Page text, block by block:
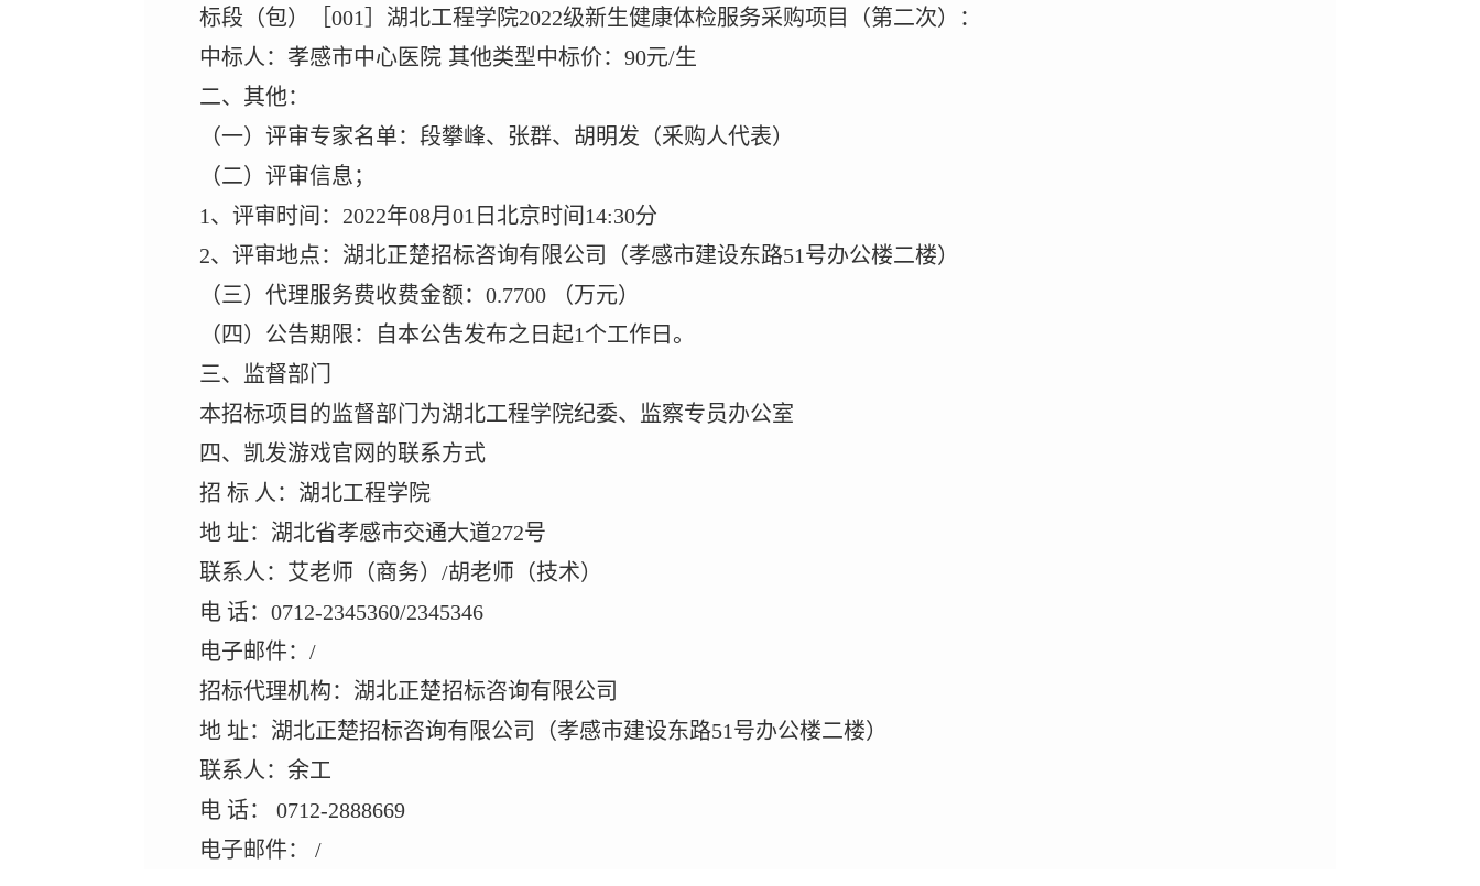
标段（包）［ 001］湖北工程学院2022级新生健康体检服务采购项目（第二次）：
中标人：孝感市中心医院 其他类型中标价： 90元/生
二、其他：
（一）评审专家名单：段攀峰、张群、胡明发（釆购人代表）
（二）评审信息；
1、评审时间：2022年08月01日北京时间14:30分
2、评审地点：湖北正楚招标咨询有限公司（孝感市建设东路51号办公楼二楼）
（三）代理服务费收费金额： 0.7700 （万元）
（四）公告期限：自本公吿发布之日起1个工作日。
三、监督部门
本招标项目的监督部门为湖北工程学院纪委、监察专员办公室
四、凯发游戏官网的联系方式
招 标 人：湖北工程学院
地 址：湖北省孝感市交通大道272号
联系人：艾老师（商务） /胡老师（技术）
电 话： 0712-2345360/2345346
电子邮件： /
招标代理机构：湖北正楚招标咨询有限公司
地 址：湖北正楚招标咨询有限公司（孝感市建设东路51号办公楼二楼）
联系人：余工
电 话：
0712-2888669
电子邮件：
/